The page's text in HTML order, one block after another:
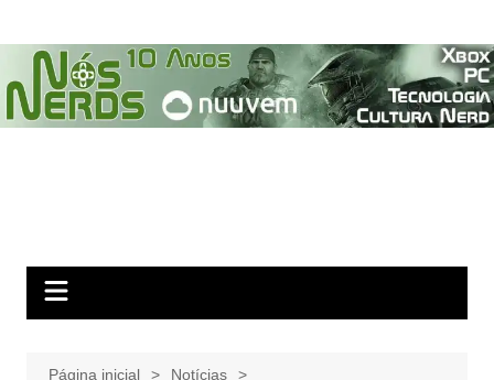
para
conteúdo
Página inicial
Notícias